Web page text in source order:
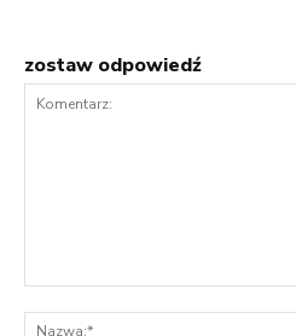
zostaw odpowiedź